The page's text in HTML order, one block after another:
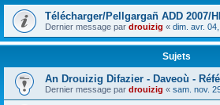
Télécharger/Pellgargañ ADD 2007/
Dernier message par drouizig « dim. avr.
Sujets
An Drouizig Difazier - Daveoù -
Dernier message par drouizig « sam. nov.